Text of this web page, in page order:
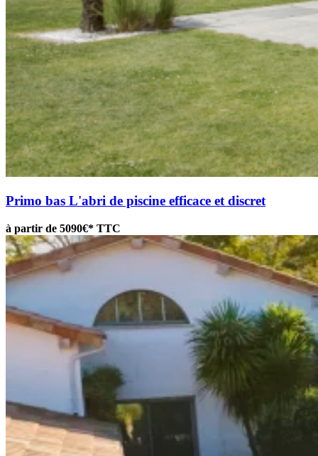
Primo bas L'abri de piscine efficace et discret
à partir de 5090€* TTC